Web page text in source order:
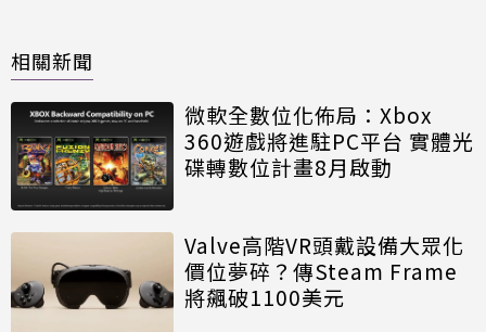
相關新聞
微軟全數位化佈局：Xbox
360遊戲將進駐PC平台 實體光
碟轉數位計畫8月啟動
Valve高階VR頭戴設備大眾化
價位夢碎？傳Steam Frame
將飆破1100美元